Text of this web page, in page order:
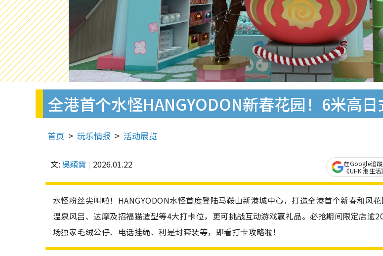
全港首个水怪HANGYODON新春花园！6米高
首页 玩乐情报 活动展览
文: 吳穎寶 2026.01.22
在Google追蹤
《UHK 港生活
水怪粉丝尖叫啦！HANGYODON水怪首度登陆马鞍山新港城中心，打造全港首个新春和风
温泉风吕、达摩及招福猫造型等4大打卡位，更可挑战互动游戏赢礼品。必抢期间限定店逾
场独家毛绒公仔、电话挂绳、利是封套装等，即看打卡攻略啦！